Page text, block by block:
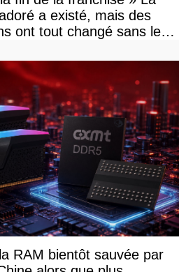
a existé, mais des
ont tout changé sans le
RAM bientôt sauvée par